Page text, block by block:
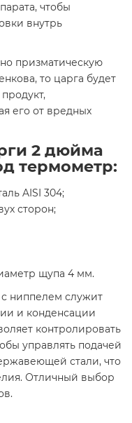
чтобы
внутрь
призматическую
то царга будет
его от вредных
2 дюйма
термометр:
AISI 304;
сторон;
щупа 4 мм.
ниппелем служит
и конденсации
контролировать
управлять подачей
стали, что
Отличный выбор